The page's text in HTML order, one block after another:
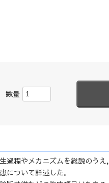
数量
過程やメカニズムを総説のう
について詳述した．